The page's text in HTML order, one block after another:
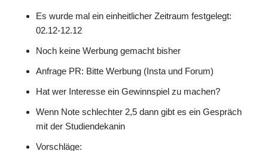
Es wurde mal ein einheitlicher Zeitraum festgelegt:
02.12-12.12
Noch keine Werbung gemacht bisher
Anfrage PR: Bitte Werbung (Insta und Forum)
Hat wer Interesse ein Gewinnspiel zu machen?
Wenn Note schlechter 2,5 dann gibt es ein Gespräch
mit der Studiendekanin
Vorschläge: